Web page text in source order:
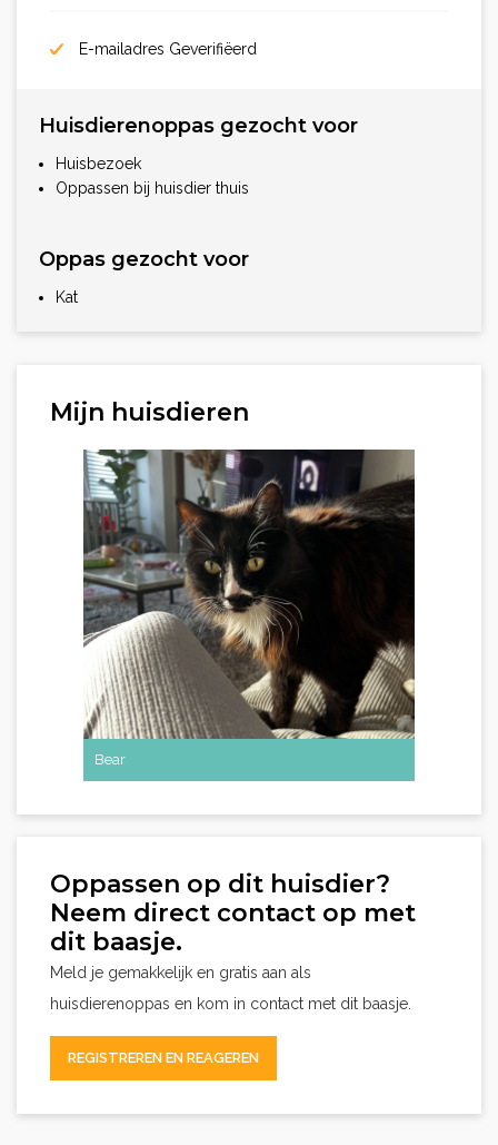
E-mailadres Geverifiëerd
Huisdierenoppas gezocht voor
Huisbezoek
Oppassen bij huisdier thuis
Oppas gezocht voor
Kat
Mijn huisdieren
Bear
Oppassen op dit huisdier?
Neem direct contact op met
dit baasje.
Meld je gemakkelijk en gratis aan als
huisdierenoppas en kom in contact met dit baasje.
REGISTREREN EN REAGEREN